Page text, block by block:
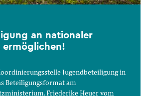
an nationaler
Jugendbeteiligung in
Beteiligungsformat am
Friederike Heuer vom